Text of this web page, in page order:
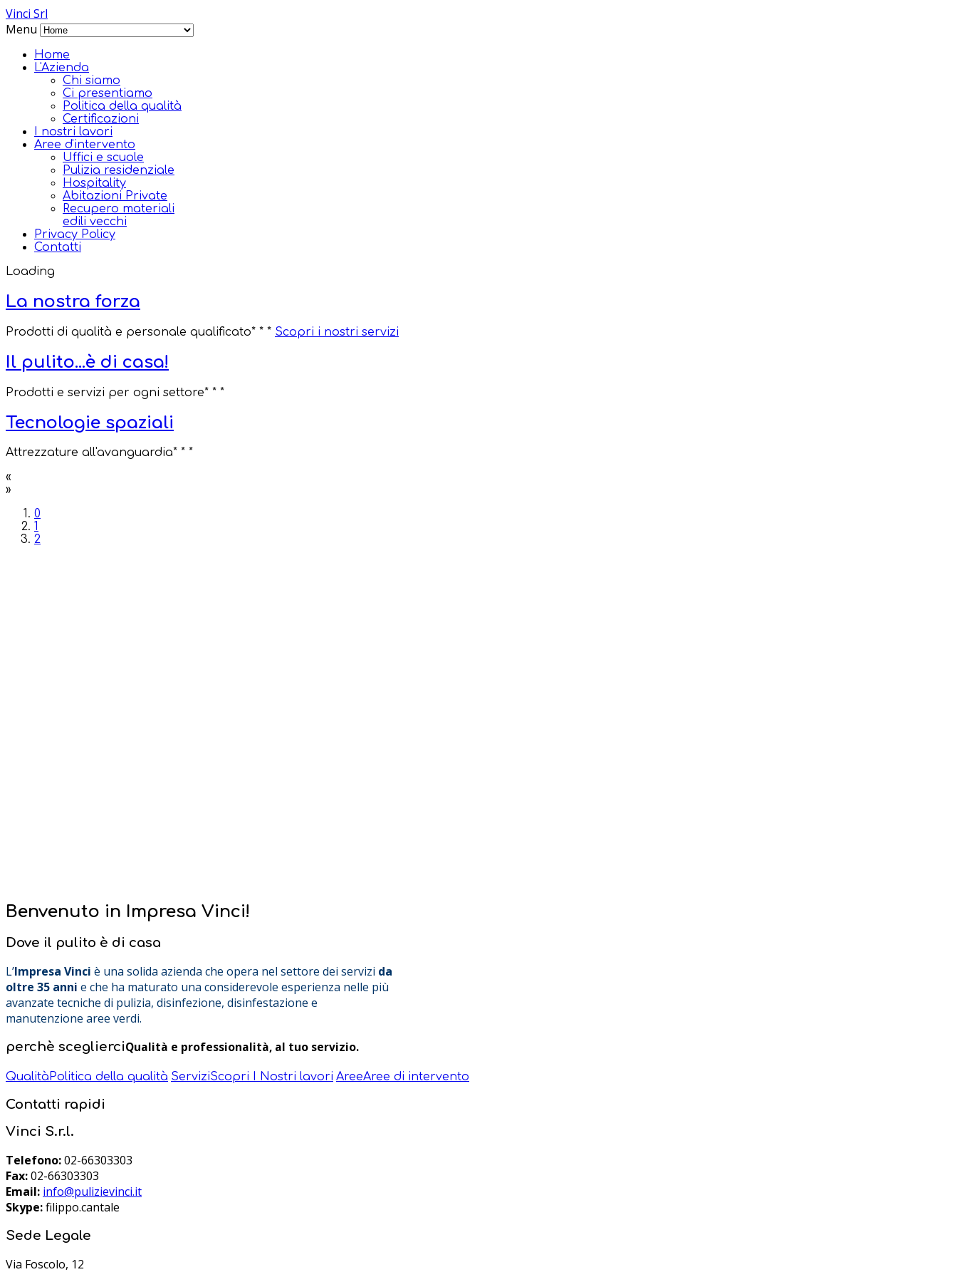
Vinci Srl
Menu
Home
L'Azienda
Chi siamo
Ci presentiamo
Politica della qualità
Certificazioni
I nostri lavori
Aree d'intervento
Uffici e scuole
Pulizia residenziale
Hospitality
Abitazioni Private
Recupero materiali
edili vecchi
Privacy Policy
Contatti
Loading
La nostra forza
Prodotti di qualità e personale qualificato* * * Scopri i nostri servizi
Il pulito...è di casa!
Prodotti e servizi per ogni settore* * *
Tecnologie spaziali
Attrezzature all'avanguardia* * *
«
»
0
1
2
Benvenuto in Impresa Vinci!
Dove il pulito è di casa
L’Impresa Vinci è una solida azienda che opera nel settore dei servizi da
oltre 35 anni e che ha maturato una considerevole esperienza nelle più
avanzate tecniche di pulizia, disinfezione, disinfestazione e
manutenzione aree verdi.
perchè sceglierciQualità e professionalità, al tuo servizio.
QualitàPolitica della qualità ServiziScopri I Nostri lavori AreeAree di intervento
Contatti rapidi
Vinci S.r.l.
Telefono:02-66303303
Fax:02-66303303
Email: info@pulizievinci.it
Skype:filippo.cantale
Sede Legale
Via Foscolo, 12